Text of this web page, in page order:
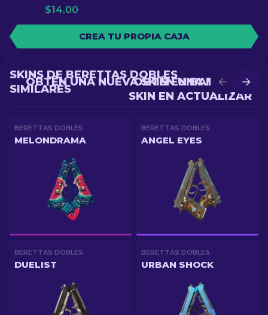
$14.00
CREA TU PROPIA CAJA
OBTÉN UNA MEJOR
SKIN EN ACTUALIZAR
OBTÉN UNA NUEVA SKIN EN BATALLA
SKINS DE BERETTAS DOBLES
SIMILARES
BERETTAS DOBLES
MELONDRAMA
BERETTAS DOBLES
ANGEL EYES
BERETTAS DOBLES
DUELIST
BERETTAS DOBLES
URBAN SHOCK